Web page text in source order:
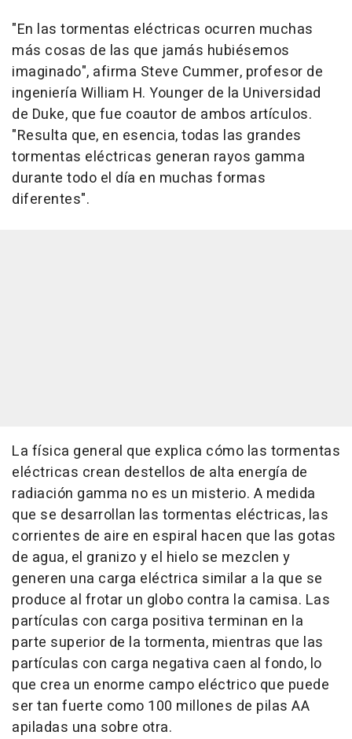
"En las tormentas eléctricas ocurren muchas
más cosas de las que jamás hubiésemos
imaginado", afirma Steve Cummer, profesor de
ingeniería William H. Younger de la Universidad
de Duke, que fue coautor de ambos artículos.
"Resulta que, en esencia, todas las grandes
tormentas eléctricas generan rayos gamma
durante todo el día en muchas formas
diferentes".
La física general que explica cómo las tormentas
eléctricas crean destellos de alta energía de
radiación gamma no es un misterio. A medida
que se desarrollan las tormentas eléctricas, las
corrientes de aire en espiral hacen que las gotas
de agua, el granizo y el hielo se mezclen y
generen una carga eléctrica similar a la que se
produce al frotar un globo contra la camisa. Las
partículas con carga positiva terminan en la
parte superior de la tormenta, mientras que las
partículas con carga negativa caen al fondo, lo
que crea un enorme campo eléctrico que puede
ser tan fuerte como 100 millones de pilas AA
apiladas una sobre otra.